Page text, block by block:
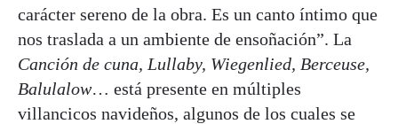
carácter sereno de la obra. Es un canto íntimo que
nos traslada a un ambiente de ensoñación”. La
Canción de cuna, Lullaby, Wiegenlied, Berceuse,
Balulalow… está presente en múltiples
villancicos navideños, algunos de los cuales se